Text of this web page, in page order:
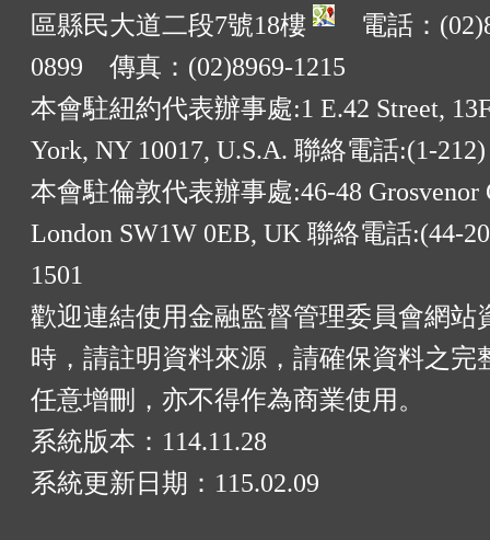
區縣民大道二段7號18樓
電話：
0899 傳真：(02)8969-1215
本會駐紐約代表辦事處:1 E.42 Street,
York, NY 10017, U.S.A. 聯絡電話:(1-212)
本會駐倫敦代表辦事處:46-48 Grosvenor
London SW1W 0EB, UK 聯絡電話:(44-
1501
歡迎連結使用金融監督管理委員會網站
時，請註明資料來源，請確保資料之完
任意增刪，亦不得作為商業使用。
系統版本： 114.11.28
系統更新日期： 115.02.09